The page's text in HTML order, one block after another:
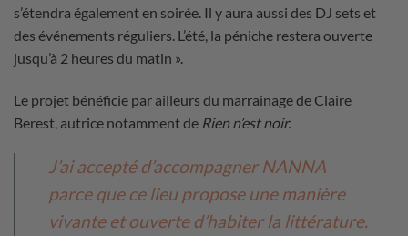
s’étendra également en soirée. Il y aura aussi des DJ sets et
des événements réguliers. L’été, la péniche restera ouverte
jusqu’à 2 heures du matin ».
Le projet bénéficie par ailleurs du marrainage de Claire
Berest, autrice notamment de Rien n’est noir.
J’ai accepté d’accompagner NANNA
parce que ce lieu propose une manière
vivante et ouverte d’habiter la littérature.